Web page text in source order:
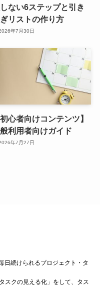
ない6ステップと引き
リストの作り方
年7月30日
初心者向けコンテンツ】
利用者向けガイド
年7月27日
日続けられるプロジェクト・タ
スクの見える化」をして、タス